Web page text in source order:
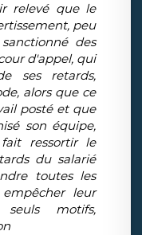
relevé que le
peu
des
d'appel, qui
ses retards,
alors que ce
posté et que
son équipe,
ressortir le
du salarié
toutes les
leur
motifs,